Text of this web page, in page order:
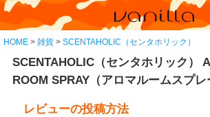
HOME 雑貨 SCENTAHOLIC（センタホリック）
SCENTAHOLIC（センタホリック）
ROOM SPRAY（アロマルームスプ
レビューの投稿方法